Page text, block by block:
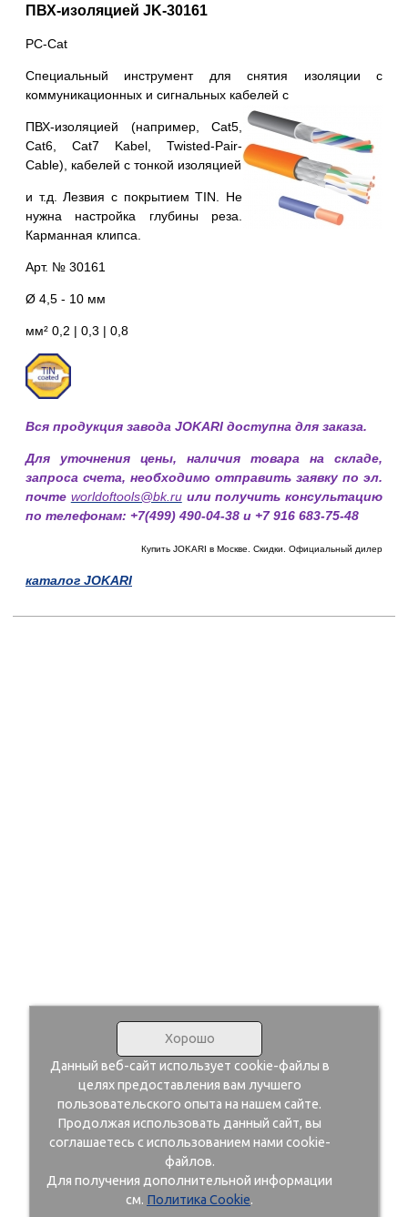
ПВХ-изоляцией JK-30161
PC-Cat
Специальный инструмент для снятия изоляции с
коммуникационных и сигнальных кабелей с
ПВХ-изоляцией (например, Cat5,
Cat6, Cat7 Kabel, Twisted-Pair-
Сable), кабелей с тонкой изоляцией
и т.д. Лезвия с покрытием TIN. Не
нужна настройка глубины реза.
Карманная клипса.
Арт. № 30161
Ø 4,5 - 10 мм
мм² 0,2 | 0,3 | 0,8
Вся продукция завода JOKARI доступна для заказа.
Для уточнения цены, наличия товара на складе,
запроса счета, необходимо отправить заявку по эл.
почте worldoftools@bk.ruили получить консультацию
по телефонам: +7(499) 490-04-38 и +7 916 683-75-48
Купить JOKARI в Москве. Скидки. Официальный дилер
каталог JOKARI
Хорошо
Данный веб-сайт использует cookie-файлы в
целях предоставления вам лучшего
пользовательского опыта на нашем сайте.
Продолжая использовать данный сайт, вы
соглашаетесь с использованием нами cookie-
файлов.
Для получения дополнительной информации
см. Политика Cookie.